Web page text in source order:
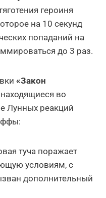
героиня
на 10 секунд
попаданий на
до 3 раз.
«Закон
во
Лунных реакций
туча поражает
условиям, с
дополнительный